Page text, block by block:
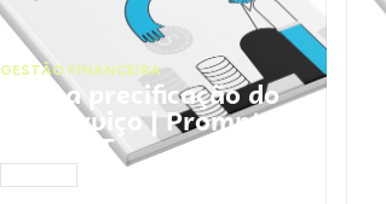
GESTÃO FINANCEIRA
Faça a precificação do
seu serviço | Prompts
ChatGPT